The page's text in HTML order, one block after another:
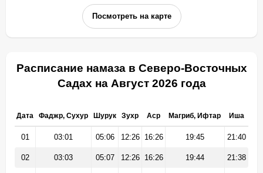
Посмотреть на карте
Расписание намаза в Северо-Восточных
Садах на Август 2026 года
Дата Фаджр, Сухур Шурук Зухр Аср Магриб, Ифтар Иша
01 03:01 05:06 12:26 16:26 19:45 21:40
02 03:03 05:07 12:26 16:26 19:44 21:38